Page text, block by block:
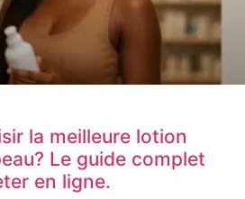
la meilleure lotion
Le guide complet
en ligne.